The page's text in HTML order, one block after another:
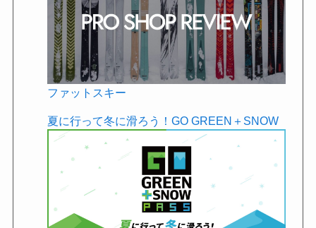
ファットスキー
夏に行って冬に滑ろう！GO GREEN＋SNOW